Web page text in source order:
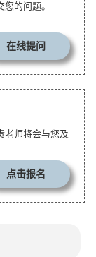
的问题。
在线提问
老师将会与您及
点击报名